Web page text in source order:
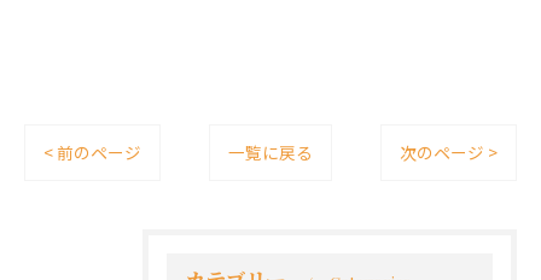
< 前のページ 一覧に戻る 次のページ >